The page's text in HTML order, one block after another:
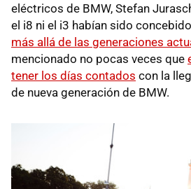
eléctricos de BMW, Stefan
el i8 ni el i3 habían sido
más allá de las generaciones
mencionado no pocas veces que
tener los días contados con la
de nueva generación de BMW.